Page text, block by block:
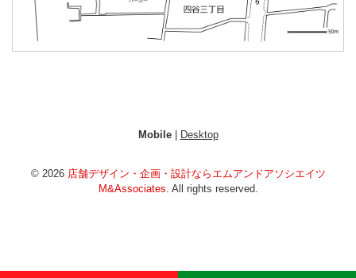
Mobile| Desktop
© 2026 店舗デザイン・企画・設計ならエムアンドアソシエイツ
M&Associates . All rights reserved.